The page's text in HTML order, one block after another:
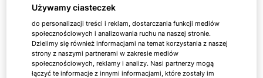
Używamy ciasteczek
do personalizacji treści i reklam, dostarczania funkcji mediów
społecznościowych i analizowania ruchu na naszej stronie.
Dzielimy się również informacjami na temat korzystania z naszej
strony z naszymi partnerami w zakresie mediów
społecznościowych, reklamy i analizy. Nasi partnerzy mogą
łączyć te informacje z innymi informacjami, które zostały im